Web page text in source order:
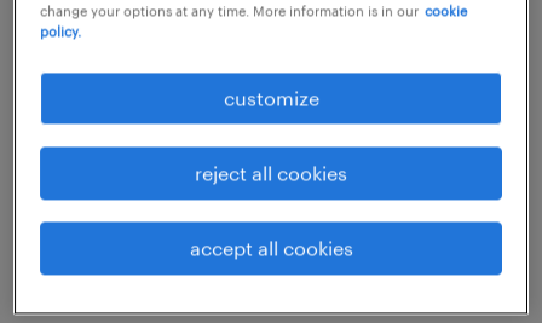
Sei appartenente alle Categorie Protette ai
sensi della L. 68/99?
change your options at any time. More information is in our cookie
policy.
customize
reject all cookies
accept all cookies